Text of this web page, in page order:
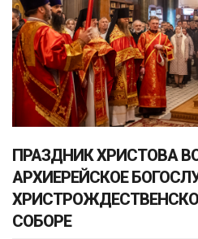
ПРАЗДНИК ХРИСТОВА
АРХИЕРЕЙСКОЕ
СОБОРЕ